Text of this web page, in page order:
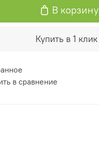
В корзину
Купить в 1 клик
в сравнение